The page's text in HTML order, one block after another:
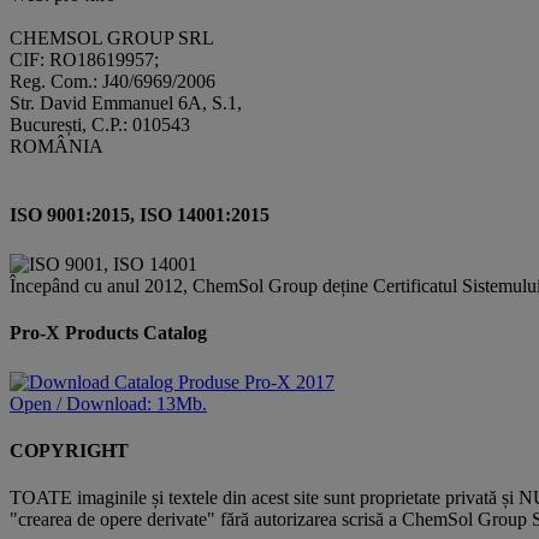
CHEMSOL GROUP SRL
CIF: RO18619957;
Reg. Com.: J40/6969/2006
Str. David Emmanuel 6A, S.1,
București, C.P.: 010543
ROMÂNIA
ISO 9001:2015, ISO 14001:2015
Începând cu anul 2012, ChemSol Group deține Certificatul
Pro-X Products Catalog
Open / Download: 13Mb.
COPYRIGHT
TOATE imaginile și textele din acest site sunt proprietate privată și
"crearea de opere derivate" fără autorizarea scrisă a ChemSol